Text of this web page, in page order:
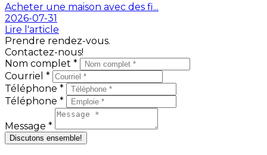
Acheter une maison avec des fi...
2026-07-31
Lire l'article
Prendre rendez-vous.
Contactez-nous!
Nom complet *
Courriel *
Téléphone *
Téléphone *
Message *
Discutons ensemble!